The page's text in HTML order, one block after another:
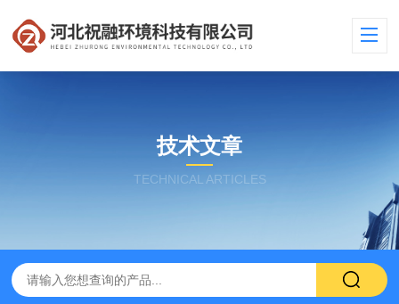
技术文章
TECHNICAL ARTICLES